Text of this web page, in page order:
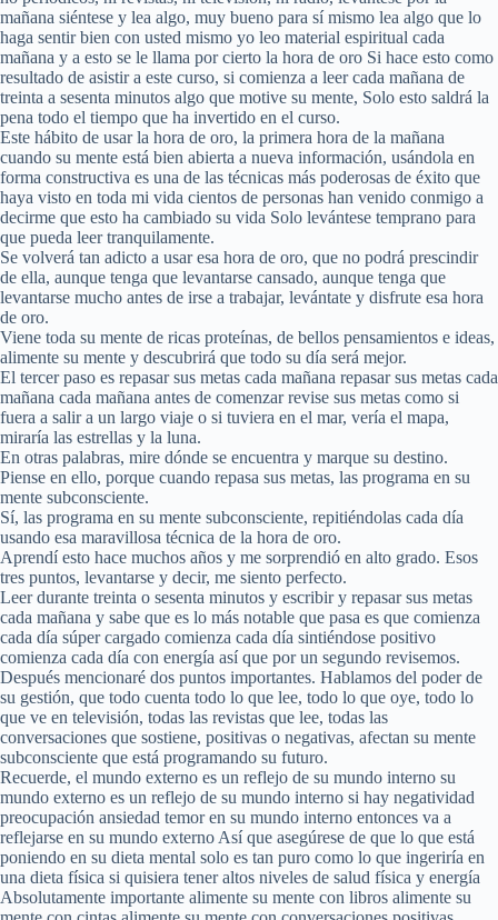
mañana siéntese y lea algo, muy bueno para sí mismo lea algo que lo
haga sentir bien con usted mismo yo leo material espiritual cada
mañana y a esto se le llama por cierto la hora de oro Si hace esto como
resultado de asistir a este curso, si comienza a leer cada mañana de
treinta a sesenta minutos algo que motive su mente, Solo esto saldrá la
pena todo el tiempo que ha invertido en el curso.
Este hábito de usar la hora de oro, la primera hora de la mañana
cuando su mente está bien abierta a nueva información, usándola en
forma constructiva es una de las técnicas más poderosas de éxito que
haya visto en toda mi vida cientos de personas han venido conmigo a
decirme que esto ha cambiado su vida Solo levántese temprano para
que pueda leer tranquilamente.
Se volverá tan adicto a usar esa hora de oro, que no podrá prescindir
de ella, aunque tenga que levantarse cansado, aunque tenga que
levantarse mucho antes de irse a trabajar, levántate y disfrute esa hora
de oro.
Viene toda su mente de ricas proteínas, de bellos pensamientos e ideas,
alimente su mente y descubrirá que todo su día será mejor.
El tercer paso es repasar sus metas cada mañana repasar sus metas cada
mañana cada mañana antes de comenzar revise sus metas como si
fuera a salir a un largo viaje o si tuviera en el mar, vería el mapa,
miraría las estrellas y la luna.
En otras palabras, mire dónde se encuentra y marque su destino.
Piense en ello, porque cuando repasa sus metas, las programa en su
mente subconsciente.
Sí, las programa en su mente subconsciente, repitiéndolas cada día
usando esa maravillosa técnica de la hora de oro.
Aprendí esto hace muchos años y me sorprendió en alto grado. Esos
tres puntos, levantarse y decir, me siento perfecto.
Leer durante treinta o sesenta minutos y escribir y repasar sus metas
cada mañana y sabe que es lo más notable que pasa es que comienza
cada día súper cargado comienza cada día sintiéndose positivo
comienza cada día con energía así que por un segundo revisemos.
Después mencionaré dos puntos importantes. Hablamos del poder de
su gestión, que todo cuenta todo lo que lee, todo lo que oye, todo lo
que ve en televisión, todas las revistas que lee, todas las
conversaciones que sostiene, positivas o negativas, afectan su mente
subconsciente que está programando su futuro.
Recuerde, el mundo externo es un reflejo de su mundo interno su
mundo externo es un reflejo de su mundo interno si hay negatividad
preocupación ansiedad temor en su mundo interno entonces va a
reflejarse en su mundo externo Así que asegúrese de que lo que está
poniendo en su dieta mental solo es tan puro como lo que ingeriría en
una dieta física si quisiera tener altos niveles de salud física y energía
Absolutamente importante alimente su mente con libros alimente su